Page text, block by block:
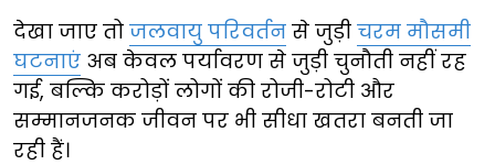
देखा जाए तो जलवायु परिवर्तन से जुड़ी चरम मौसमी
घटनाएं अब केवल पर्यावरण से जुड़ी चुनौती नहीं रह
गई, बल्कि करोड़ों लोगों की रोजी-रोटी और
सम्मानजनक जीवन पर भी सीधा खतरा बनती जा
रही हैं।